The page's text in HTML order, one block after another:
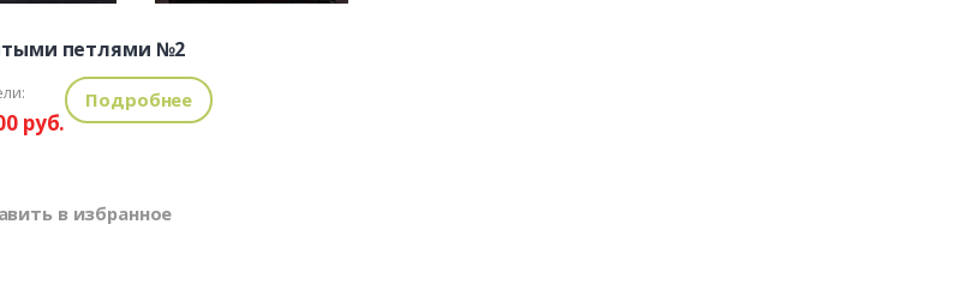
петлями №2
руб.
Подробнее
в избранное